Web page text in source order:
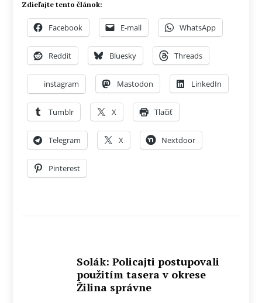
Zdieľajte tento článok:
Facebook E-mail WhatsApp
Reddit Bluesky Threads
instagram Mastodon LinkedIn
Tumblr X Tlačiť
Telegram X Nextdoor
Pinterest
Solák: Policajti postupovali
použitím tasera v okrese
Žilina správne